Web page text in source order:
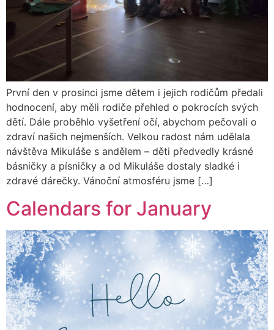
První den v prosinci jsme dětem i jejich rodičům předali
hodnocení, aby měli rodiče přehled o pokrocích svých
dětí. Dále proběhlo vyšetření očí, abychom pečovali o
zdraví našich nejmenších. Velkou radost nám udělala
návštěva Mikuláše s andělem – děti předvedly krásné
básničky a písničky a od Mikuláše dostaly sladké i
zdravé dárečky. Vánoční atmosféru jsme […]
Calendars for January